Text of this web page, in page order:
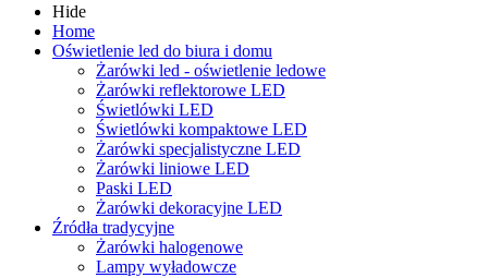
Hide
Home
Oświetlenie led do biura i domu
Żarówki led - oświetlenie ledowe
Żarówki reflektorowe LED
Świetlówki LED
Świetlówki kompaktowe LED
Żarówki specjalistyczne LED
Żarówki liniowe LED
Paski LED
Żarówki dekoracyjne LED
Źródła tradycyjne
Żarówki halogenowe
Lampy wyładowcze